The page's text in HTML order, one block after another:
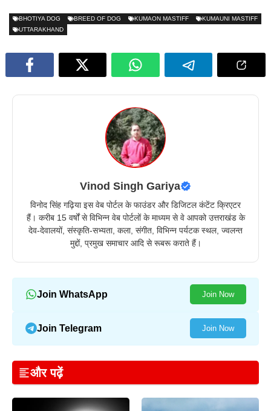
BHOTIYA DOG BREED OF DOG KUMAON MASTIFF
KUMAUNI MASTIFF
UTTARAKHAND
Vinod Singh Gariya
विनोद सिंह गढ़िया इस वेब पोर्टल के फाउंडर और डिजिटल कंटेंट क्रिएटर
हैं। करीब 15 वर्षों से विभिन्न वेब पोर्टलों के माध्यम से वे आपको उत्तराखंड के
देव-देवालयों, संस्कृति-सभ्यता, कला, संगीत, विभिन्न पर्यटक स्थल, ज्वलन्त
मुद्दों, प्रमुख समाचार आदि से रूबरू कराते हैं।
Join WhatsApp Join Now
Join Telegram Join Now
और पढ़ें